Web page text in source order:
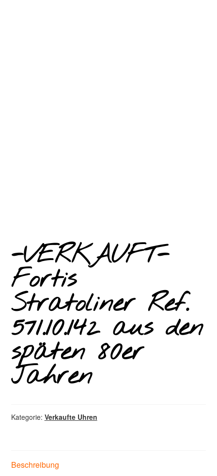
-VERKAUFT-
Fortis
Stratoliner Ref.
571.10.142 aus den
späten 80er
Jahren
Kategorie: Verkaufte Uhren
Beschreibung